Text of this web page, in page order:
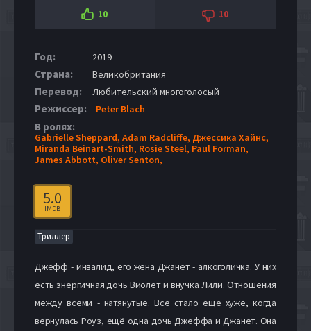
10 10
Год: 2019
Страна: Великобритания
Перевод: Любительский многоголосый
Режиссер: Peter Blach
В ролях:
Gabrielle Sheppard, Adam Radcliffe, Джессика Хайнс,
Miranda Beinart-Smith, Rosie Steel, Paul Forman,
James Abbott, Oliver Senton,
5.0
IMDB
Триллер
Джефф - инвалид, его жена Джанет - алкоголичка. У них
есть энергичная дочь Виолет и внучка Лили. Отношения
между всеми - натянутые. Всё стало ещё хуже, когда
вернулась Роуз, ещё одна дочь Джеффа и Джанет. Она